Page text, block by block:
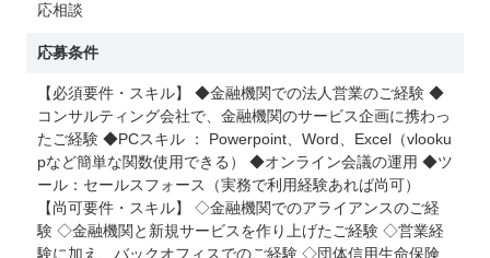
応相談
応募条件
【必須要件・スキル】 ◆金融機関での法人営業のご経験 ◆
コンサルティング会社で、金融機関のサービス企画に携わっ
たご経験 ◆PCスキル ： Powerpoint、Word、Excel（vlooku
pなど簡単な関数使用できる） ◆オンライン会議の運用 ◆ツ
ール：セールスフォース（実務で利用経験あれば尚可）
【尚可要件・スキル】 ◇金融機関でのアライアンスのご経
験 ◇金融機関と新規サービスを作り上げたご経験 ◇営業経
験に加え、バックオフィスでのご経験 ◇団体信用生命保険